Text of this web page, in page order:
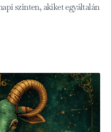
szinten, akiket egyáltalán